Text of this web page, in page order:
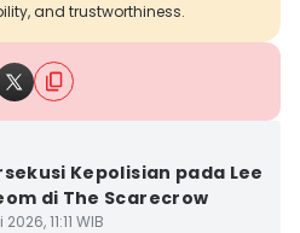
and trustworthiness.
Kepolisian pada Lee
di The Scarecrow
11:11 WIB